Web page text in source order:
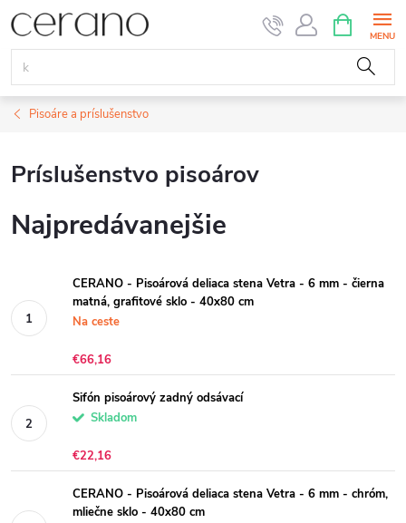
Prejsť
na
obsah
KOŠÍK
Pisoáre a príslušenstvo
Príslušenstvo pisoárov
Najpredávanejšie
CERANO - Pisoárová deliaca stena Vetra - 6 mm - čierna
matná, grafitové sklo - 40x80 cm
Na ceste
€66,16
Sifón pisoárový zadný odsávací
Skladom
€22,16
CERANO - Pisoárová deliaca stena Vetra - 6 mm - chróm,
mliečne sklo - 40x80 cm